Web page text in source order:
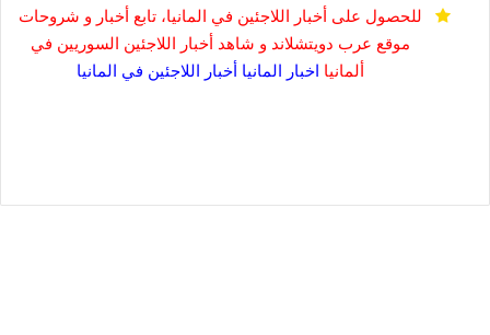
للحصول على أخبار اللاجئين في المانيا، تابع أخبار و شروحات
موقع عرب دويتشلاند و شاهد أخبار اللاجئين السوريين في
ألمانيا اخبار المانيا أخبار اللاجئين في المانيا